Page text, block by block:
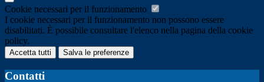
Cookie necessari per il funzionamento
I cookie necessari per il funzionamento non possono essere
disabilitati. È possibile consultare l'elenco nella pagina della cookie
policy.
Accetta tutti Salva le preferenze
Contatti